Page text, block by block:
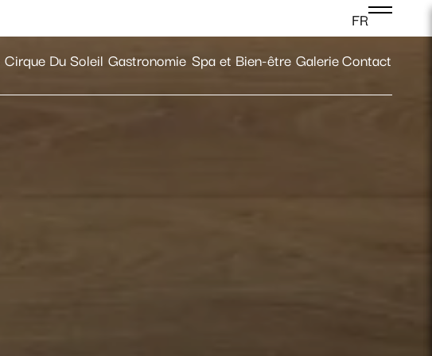
FR
Cirque Du Soleil Gastronomie Spa et Bien-être GalerieContact